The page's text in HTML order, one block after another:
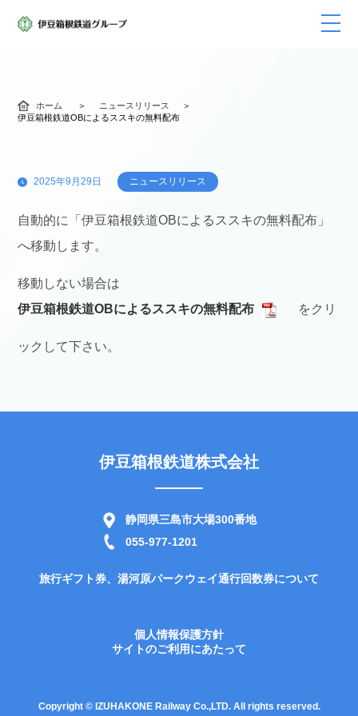
ホーム
ニュースリリース
伊豆箱根鉄道OBによるススキの無料配布
2025年9月29日 ニュースリリース
自動的に「伊豆箱根鉄道OBによるススキの無料配布」
へ移動します。
移動しない場合は
伊豆箱根鉄道OBによるススキの無料配布
をクリ
ックして下さい。
伊豆箱根鉄道株式会社
静岡県三島市大場300番地
055-977-1201
旅行ギフト券、湯河原パークウェイ通行回数券について
個人情報保護方針
サイトのご利用にあたって
Copyright © IZUHAKONE Railway Co.,LTD. All rights reserved.